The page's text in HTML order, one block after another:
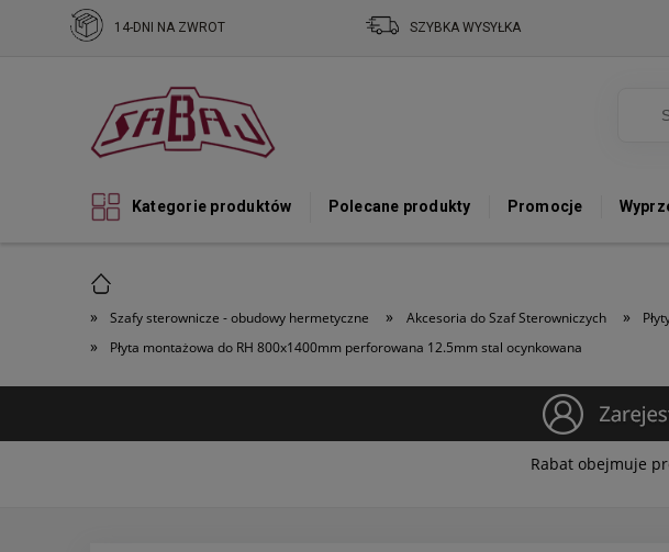
Kategorie produktów Polecane produkty Promocje
» Szafy sterownicze - obudowy hermetyczne » Akcesoria do Szaf Sterowniczych »
» Płyta montażowa do RH 800x1400mm perforowana 12.5mm stal ocynkowana
14-DNI NA ZWROT SZYBKA WYSYŁKA
Rabat obejmuje